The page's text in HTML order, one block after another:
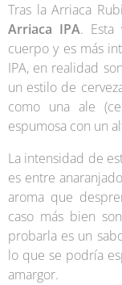
Tras la Arriaca
Arriaca IPA. Esta
cuerpo y es más
IPA, en realidad
un estilo de
como una ale
espumosa con un
La intensidad de
es entre
aroma que
caso más bien
probarla es un
lo que se podría
amargor.